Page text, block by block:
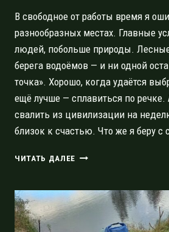
В свободное от работы время я
разнообразных местах. Главные
людей, побольше природы.
берега водоёмов — и ни одной
точка». Хорошо, когда удаётся
ещё лучше — сплавиться по речке.
свалить из цивилизации на
близок к счастью. Что же я беру с
ЧИТАТЬ ДАЛЕЕ ЧТО
РЕБЯТА,
В
РЮКЗАКАХ?